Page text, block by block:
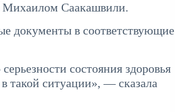
Михаилом Саакашвили.
документы в соответствующие
состояния здоровья
такой ситуации», — сказала